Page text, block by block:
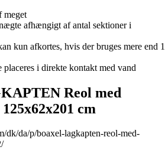
meget
afhængigt af antal sektioner i
kun afkortes, hvis der bruges mere end 1
i direkte kontakt med vand
Reol med
cm
dk/da/p/boaxel-lagkapten-reol-med-